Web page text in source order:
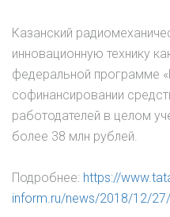
Казанский
инновационную технику
федеральной программе
софинансировании
работодателей в целом
более 38 млн рублей.
Подробнее: https://
inform.ru/news/2018/12/